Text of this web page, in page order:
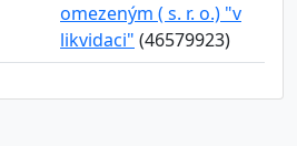
omezeným ( s. r. o.) "v
likvidaci" (46579923)